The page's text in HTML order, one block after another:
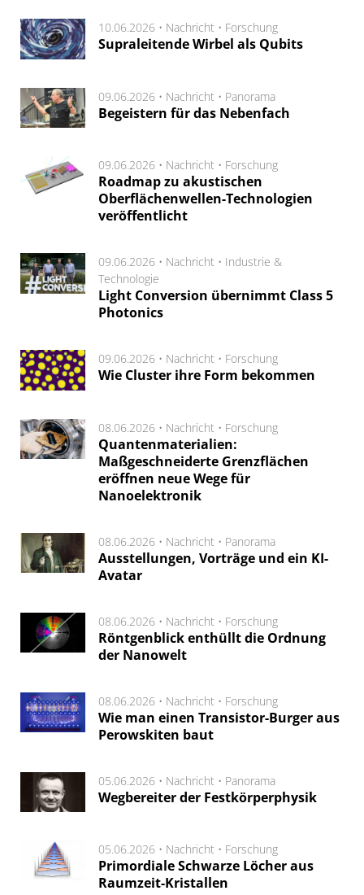
10.06.2026 • Nachricht • Forschung
Supraleitende Wirbel als Qubits
09.06.2026 • Nachricht • Panorama
Begeistern für das Nebenfach
09.06.2026 • Nachricht • Forschung
Roadmap zu akustischen
Oberflächenwellen-Technologien
veröffentlicht
09.06.2026 • Nachricht • Industrie &
Technologie
Light Conversion übernimmt Class 5
Photonics
09.06.2026 • Nachricht • Forschung
Wie Cluster ihre Form bekommen
08.06.2026 • Nachricht • Forschung
Quantenmaterialien:
Maßgeschneiderte Grenzflächen
eröffnen neue Wege für
Nanoelektronik
08.06.2026 • Nachricht • Panorama
Ausstellungen, Vorträge und ein KI-
Avatar
08.06.2026 • Nachricht • Forschung
Röntgenblick enthüllt die Ordnung
der Nanowelt
08.06.2026 • Nachricht • Forschung
Wie man einen Transistor-Burger aus
Perowskiten baut
05.06.2026 • Nachricht • Panorama
Wegbereiter der Festkörperphysik
05.06.2026 • Nachricht • Forschung
Primordiale Schwarze Löcher aus
Raumzeit-Kristallen